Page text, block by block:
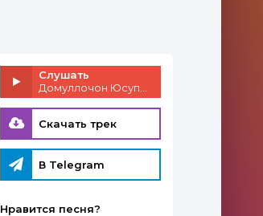
Слушать
Скачать трек
В Telegram
Нравится песня?